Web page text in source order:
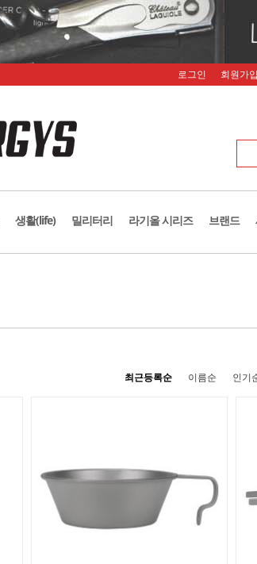
로그인 회원가입
생활(life) 밀리터리 라기올 시리즈 브랜드
최근등록순 이름순 인기